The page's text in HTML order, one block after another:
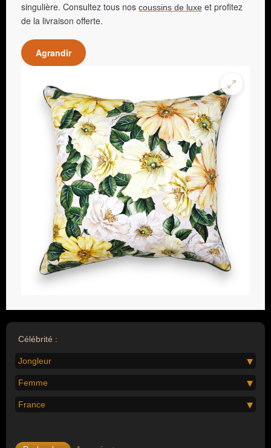
singulière. Consultez tous nos coussins de luxe et profitez
de la livraison offerte.
Agrandir
Célébrité :
Jongleur
Femme
France